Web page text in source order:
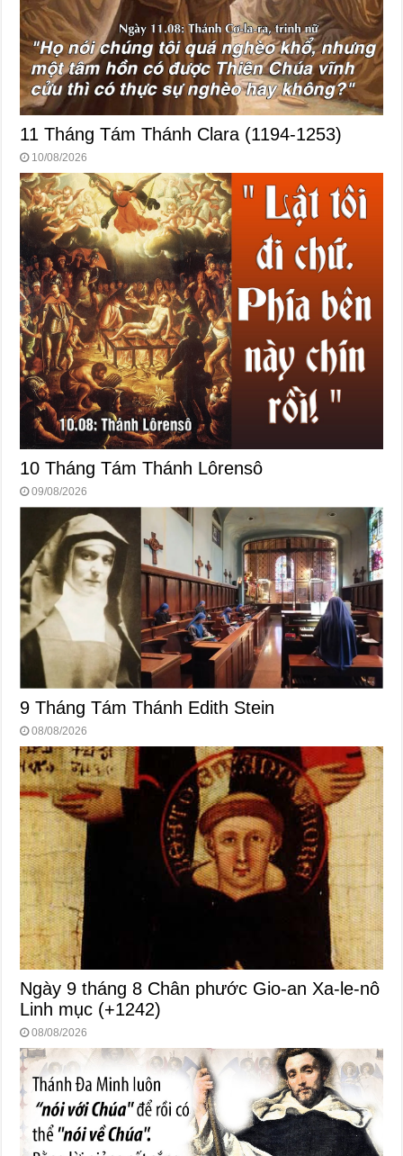
11 Tháng Tám Thánh Clara (1194-1253)
10/08/2026
10 Tháng Tám Thánh Lôrensô
09/08/2026
9 Tháng Tám Thánh Edith Stein
08/08/2026
Ngày 9 tháng 8 Chân phước Gio-an Xa-le-nô
Linh mục (+1242)
08/08/2026